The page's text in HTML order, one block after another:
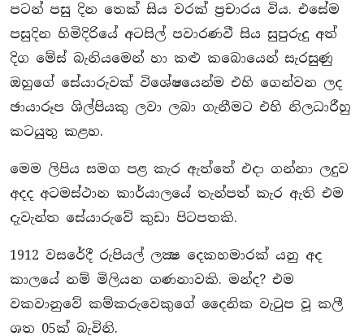
පටන් පසු දින තෙක් සිය වරක් ප‍්‍රචාරය විය. එසේම
පසුදින හිමිදිරියේ අටසිල් පවාරණවී සිය සුපුරුදු අත්
දිග මේස් බැනියමෙන් හා කළු කබාෙයෙන් සැරසුණු
ඔහුගේ සේයාරුවක් විශේෂයෙන්ම එහි ගෙන්වන ලද
ඡායාරූප ශිල්පියකු ලවා ලබා ගැනීමට එහි නිලධාරීහු
කටයුතු කළහ.
මෙම ලිපිය සමග පළ කැර ඇත්තේ එදා ගන්නා ලදුව
අදද අටමස්ථාන කාර්යාලයේ තැන්පත් කැර ඇති එම
දැවැන්ත සේයාරුවේ කුඩා පිටපතකි.
1912 වසරේදී රුපියල් ලක්‍ෂ දෙකහමාරක් යනු අද
කාලයේ නම් මිලියන ගණනාවකි. මන්ද? එම
වකවානුවේ කම්කරුවෙකුගේ දෛනික වැටුප වූ කලී
ශත 05ක් බැවිනි.